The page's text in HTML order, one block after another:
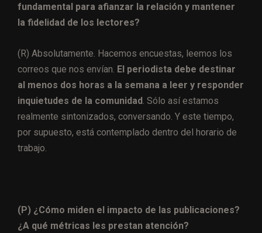
fundamental para afianzar la relación y mantener
la fidelidad de los lectores?
(R) Absolutamente. Hacemos encuestas, leemos los
correos que nos envían. El periodista debe destinar
al menos dos horas a la semana a leer y responder
inquietudes de la comunidad. Sólo así estamos
realmente sintonizados, conversando. Y este tiempo,
por supuesto, está contemplado dentro del horario de
trabajo.
(P) ¿Cómo miden el impacto de las publicaciones?
¿A qué métricas les prestan atención?